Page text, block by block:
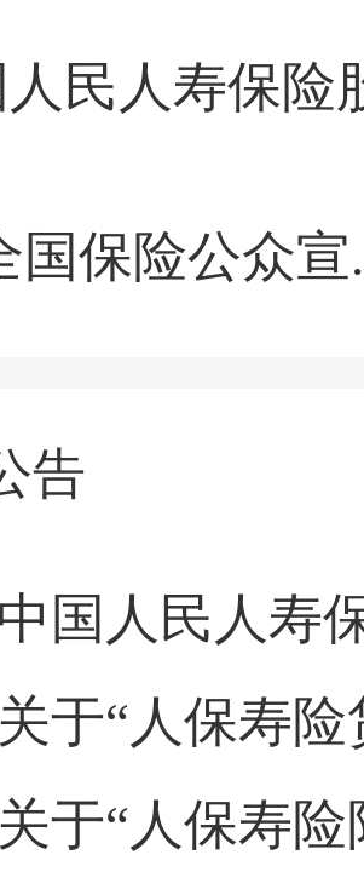
民人寿保险
国保险公众宣
告
中国人民人寿
关于“人保寿
关于“人保寿